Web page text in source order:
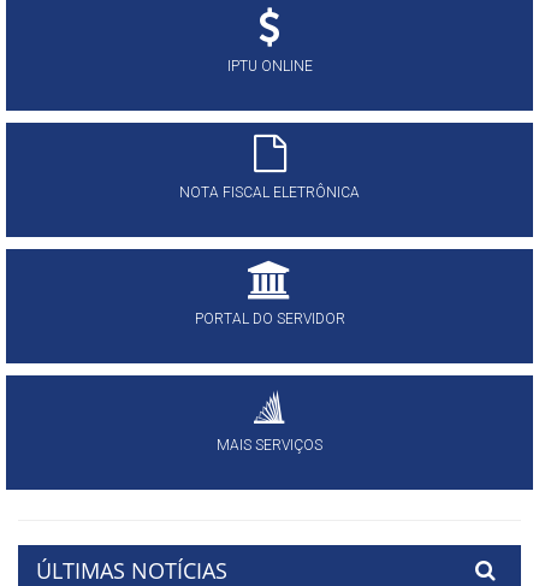
IPTU ONLINE
NOTA FISCAL ELETRÔNICA
PORTAL DO SERVIDOR
MAIS SERVIÇOS
ÚLTIMAS NOTÍCIAS